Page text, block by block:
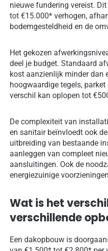
nieuwe fundering vereist.
tot €15.000* verhogen,
bodemgesteldheid en de
Het gekozen
deel je budget. Standaard
kost aanzienlijk minder dan
hoogwaardige tegels,
verschil kan oplopen tot
De complexiteit van
en sanitair beïnvloedt ook
uitbreiding van bestaande
aanleggen van compleet
aansluitingen. Ook de
energiezuinige
Wat is het
verschillende
Een dakopbouw is